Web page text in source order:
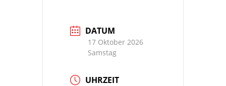
DATUM
17 Oktober 2026
Samstag
UHRZEIT